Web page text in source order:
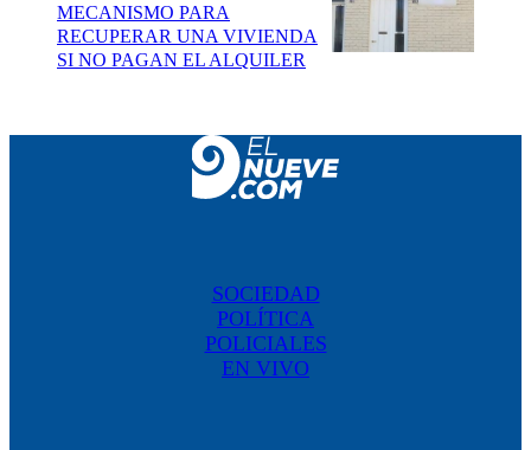
MECANISMO PARA
RECUPERAR UNA VIVIENDA
SI NO PAGAN EL ALQUILER
SOCIEDAD
POLÍTICA
POLICIALES
EN VIVO